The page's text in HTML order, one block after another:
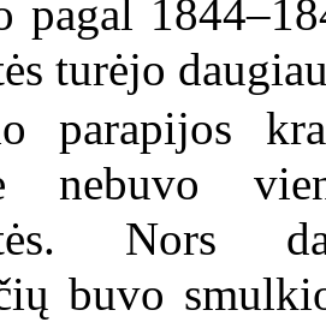
pagal
turėjo
parapijos
nebuvo
Nors
buvo